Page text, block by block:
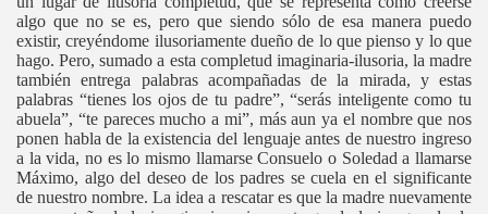
algo que no se es, pero que siendo sólo de esa manera puedo
existir, creyéndome ilusoriamente dueño de lo que pienso y lo que
hago. Pero, sumado a esta completud imaginaria-ilusoria, la madre
también entrega palabras acompañadas de la mirada, y estas
palabras “tienes los ojos de tu padre”, “serás inteligente como tu
abuela”, “te pareces mucho a mi”, más aun ya el nombre que nos
ponen habla de la existencia del lenguaje antes de nuestro ingreso
a la vida, no es lo mismo llamarse Consuelo o Soledad a llamarse
Máximo, algo del deseo de los padres se cuela en el significante
de nuestro nombre. La idea a rescatar es que la madre nuevamente